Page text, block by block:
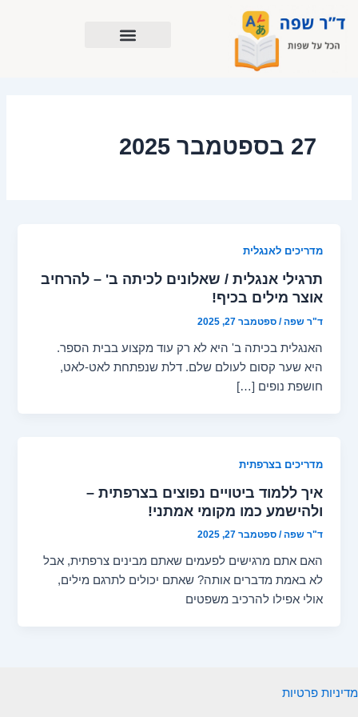
לתוכן
27 בספטמבר 2025
מדריכים לאנגלית
תרגילי אנגלית / שאלונים לכיתה ב' – להרחיב
אוצר מילים בכיף!
ד"ר שפה/ספטמבר 27, 2025
האנגלית בכיתה ב' היא לא רק עוד מקצוע בבית הספר.
היא שער קסום לעולם שלם. דלת שנפתחת לאט-לאט,
חושפת נופים […]
מדריכים בצרפתית
איך ללמוד ביטויים נפוצים בצרפתית –
ולהישמע כמו מקומי אמתני!
ד"ר שפה/ספטמבר 27, 2025
האם אתם מרגישים לפעמים שאתם מבינים צרפתית, אבל
לא באמת מדברים אותה? שאתם יכולים לתרגם מילים,
אולי אפילו להרכיב משפטים
מדיניות פרטיות